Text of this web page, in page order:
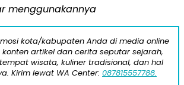
menggunakannya
kota/kabupaten Anda di media online
artikel dan cerita seputar sejarah,
wisata, kuliner tradisional, dan hal
Kirim lewat WA Center: 087815557788.